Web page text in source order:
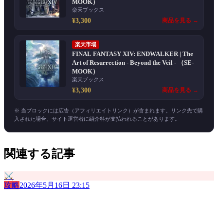
MOOK）
楽天ブックス
¥3,300 商品を見る →
楽天市場
FINAL FANTASY XIV: ENDWALKER | The
Art of Resurrection - Beyond the Veil - （SE-
MOOK）
楽天ブックス
¥3,300 商品を見る →
※ 当ブロックには広告（アフィリエイトリンク）が含まれます。リンク先で購
入された場合、サイト運営者に紹介料が支払われることがあります。
関連する記事
⚔️
攻略2026年5月16日 23:15